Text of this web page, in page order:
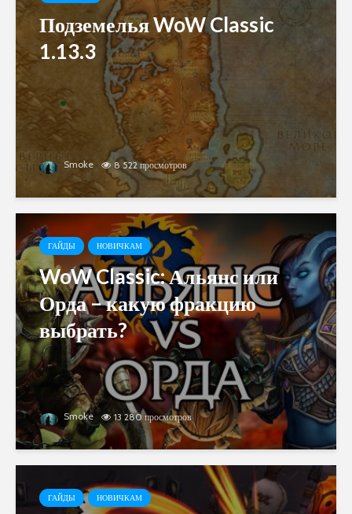
Подземелья WoW Classic
1.13.3
Smoke 8 522 просмотров
ГАЙДЫ НОВИЧКАМ
WoW Classic: Альянс или
Орда – какую фракцию
выбрать?
Smoke 13 280 просмотров
ГАЙДЫ НОВИЧКАМ